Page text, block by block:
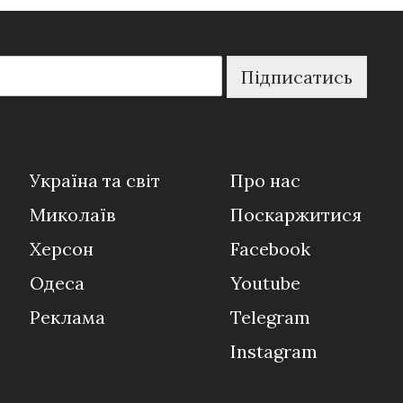
Підписатись
Україна та світ
Миколаїв
Херсон
Одеса
Реклама
Про нас
Поскаржитися
Facebook
Youtube
Telegram
Instagram